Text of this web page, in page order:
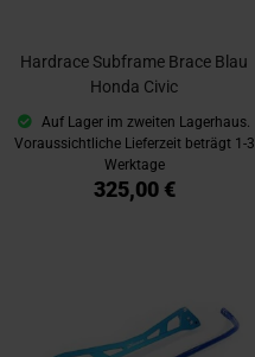
Hardrace Subframe Brace Blau
Honda Civic
Auf Lager im zweiten Lagerhaus.
Voraussichtliche Lieferzeit beträgt 1-3
Werktage
325,00 €